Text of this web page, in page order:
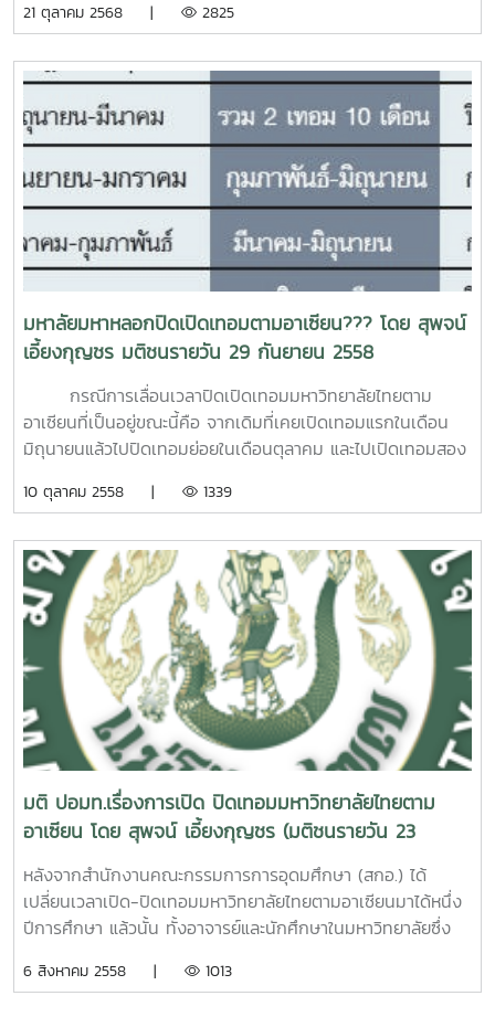
บัณฑิตศึกษา คณะวิศวกรรมฯ ม.แม่โจ้พร้อมแล้วไปดูโชว์กัน
53873016https://www.facebook.com/share/v/1A8gU2SzPd/
21 ตุลาคม 2568 | 2825
มหาลัยมหาหลอกปิดเปิดเทอมตามอาเซียน??? โดย สุพจน์
เอี้ยงกุญชร มติชนรายวัน 29 กันยายน 2558
กรณีการเลื่อนเวลาปิดเปิดเทอมมหาวิทยาลัยไทยตาม
อาเซียนที่เป็นอยู่ขณะนี้คือ จากเดิมที่เคยเปิดเทอมแรกในเดือน
มิถุนายนแล้วไปปิดเทอมย่อยในเดือนตุลาคม และไปเปิดเทอมสอง
พฤษภาคมนั้น ได้เปลี่ยนมาเปิดเทอมแรกในเดือนสิงหาคมแล้วไป
แล้วไปปิดเทอมใหญ่กลางเดือนพฤษภาคมถึงปลายเดือน
กรกฎาคม กล่าวคือ มหาวิทยาลัยไทยเลื่อนเวลาเรียนออกไปราว 2
เดือนทั้งระบบ โดยอ้างว่าเป็นการปิดเปิดเทอมตามอาเซียนที่กำลัง
จะรวมกลุ่มเป็นประชาคมอาเซียนปลายปีนี้ ซึ่งทำให้มหาวิทยาลัย
ไทยต้องเปิดให้มีการเรียนการสอนตรงกับช่วงฤดูฝน (มิถุนายน-
กันยายน) อย่างเต็มๆ ในเทอมแรก และต้องเรียนต้องสอนกันใน
ช่วงฤดูร้อน (มีนาคม-พฤษภาคม) อย่างเต็มๆ ในเทอมสอง ซึ่ง
เป็นเรื่องที่ดูไม่เข้าท่า ตั้งแต่แรกแล้ว และไม่มีใครคาดคิดว่า
สำนักงานคณะกรรมการการอุดมศึกษา (สกอ.) จะดำเนินการ
อย่างนี้จริงๆ เพราะเชื่อว่าผู้บริหารการศึกษาระดับสูงน่าจะคิดได้
ถึงผลกระทบที่จะมีต่อภารกิจหลักของมหาวิทยาลัย ดังนั้น จึงไม่มี
ใครออกมาคัดค้านอย่างจริงจังเสียแต่แรก แต่เมื่อ สกอ.สั่งการลง
มาจริงๆ มหาวิทยาลัยต่างๆ ก็ทำตามเหมือนเด็กว่าง่าย เพราะ
อธิการบดีส่วนใหญ่คงตกอยู่ในบริบทที่ว่า ตามเขาดูเหมือนเก่ง
บ้างก็ว่าทดลองดูไปก่อน หากไม่เหมาะสมก็เปลี่ยนกลับมาแบบเดิม
สำหรับ ความไม่เหมาะสมของการปิดเปิดเทอมมหาวิทยาลัยตาม
10 ตุลาคม 2558 | 1339
มติ ปอมท.เรื่องการเปิด ปิดเทอมมหาวิทยาลัยไทยตาม
อาเซียน โดย สุพจน์ เอี้ยงกุญชร (มติชนรายวัน 23
มิ.ย.2558)
หลังจากสำนักงานคณะกรรมการการอุดมศึกษา (สกอ.) ได้
เปลี่ยนเวลาเปิด-ปิดเทอมมหาวิทยาลัยไทยตามอาเซียนมาได้หนึ่ง
ปีการศึกษา แล้วนั้น ทั้งอาจารย์และนักศึกษาในมหาวิทยาลัยซึ่ง
สมกันอย่างกว้างขวางและในที่สุดที่ประชุมประธานสภา อาจารย์
6 สิงหาคม 2558 | 1013